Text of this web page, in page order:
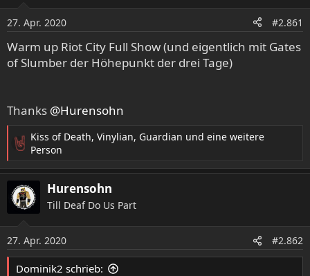
l
r
l
l
a
m
27. Apr. 2020 #2.861
Warm up Riot City Full Show (und eigentlich mit Gates
of Slumber der Höhepunkt der drei Tage)
Thanks @Hurensohn
R
a
k
t
i
o
n
e
n
Kiss of Death, Vinylian, Guardian und eine weitere
Person
Hurensohn
Till Deaf Do Us Part
27. Apr. 2020 #2.862
Dominik2 schrieb: